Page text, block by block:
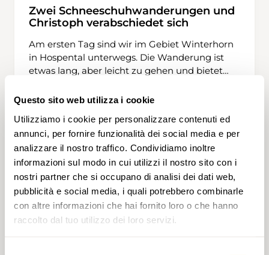
Questo sito web utilizza i cookie
Utilizziamo i cookie per personalizzare contenuti ed
annunci, per fornire funzionalità dei social media e per
analizzare il nostro traffico. Condividiamo inoltre
informazioni sul modo in cui utilizzi il nostro sito con i
nostri partner che si occupano di analisi dei dati web,
pubblicità e social media, i quali potrebbero combinarle
con altre informazioni che hai fornito loro o che hanno
raccolto dal tuo utilizzo dei loro servizi.
Überforderung.
Zwei Schneeschuhwanderungen und
Christoph verabschiedet sich
Am ersten Tag sind wir im Gebiet Winterhorn
in Hospental unterwegs. Die Wanderung ist
etwas lang, aber leicht zu gehen und bietet
den Gipfeln des Damma- und Galenstocks,
Centrale. Am zweiten Tag fahren wir mit dem
Zug nach Oberwald im Obergoms. Dort
steigen wir auf den Hungerberg. Früher war
hier ein kleines Skigebiet, deren Skilifte seit
einigen Jahren zurückgebaut sind. Das
Panorama über das Goms und die Walliser
Berge ist grandios. Auf diesen beiden
Schneeschuhwanderungen verabschiedet sich
T2